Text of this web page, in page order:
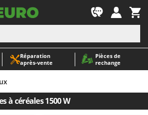
Réparation
après‑vente
Pièces de
rechange
tracteurs tondeuses autoportés
pour gazon
pommes de terre pour tracteur
LINE
à céréales 1500 W